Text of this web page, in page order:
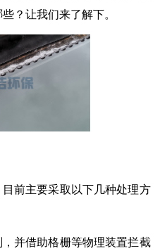
？让我们来了解下。
前主要采取以下几种处理方
并借助格栅等物理装置拦截